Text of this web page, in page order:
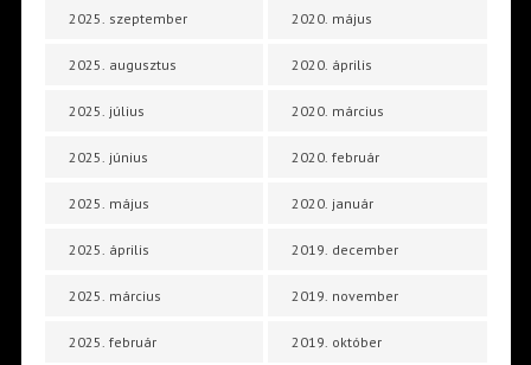
2025. szeptember
2025. augusztus
2025. július
2025. június
2025. május
2025. április
2025. március
2025. február
2020. május
2020. április
2020. március
2020. február
2020. január
2019. december
2019. november
2019. október